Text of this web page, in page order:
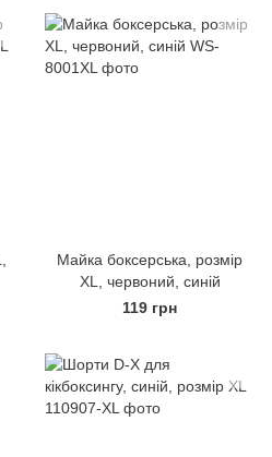
Майка боксерська, розмір
XL, червоний, синій
119 грн